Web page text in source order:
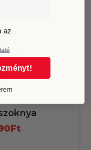
Ft
az